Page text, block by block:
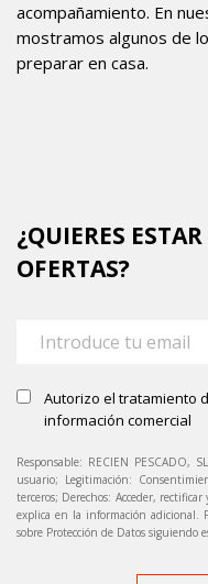
acompañamiento. En
mostramos algunos de
preparar en casa.
¿QUIERES
OFERTAS?
Autorizo el tratamiento
información comercial
Responsable: RECIEN PESCADO,
usuario; Legitimación:
terceros; Derechos: Acceder,
explica en la información adicional.
sobre Protección de Datos siguiendo